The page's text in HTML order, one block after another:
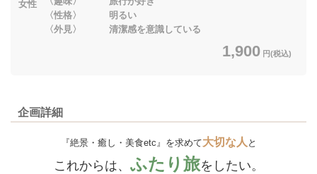
女性
〈性格〉 明るい
〈外見〉 清潔感を意識している
1,900 円(税込)
企画詳細
『絶景・癒し・美食etc』を求めて大切な人 と
これからは、 ふたり旅をしたい。